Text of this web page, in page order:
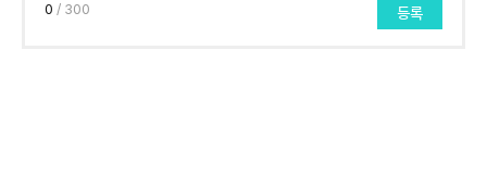
0 / 300 등록